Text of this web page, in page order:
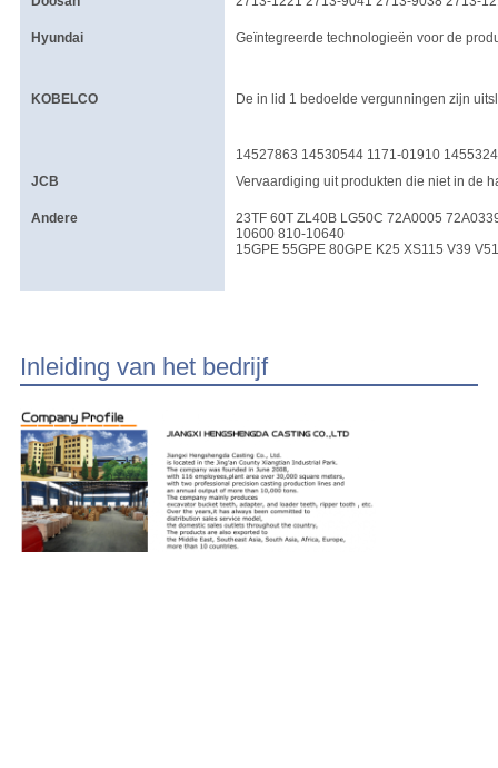
Hyundai Geïntegreerde technologieën voor de
KOBELCO De in lid 1 bedoelde vergunningen zijn
14527863 14530544 1171-01910
JCB
Vervaardiging uit produkten die niet in de
Andere
23TF 60T ZL40B LG50C 72A0005
10600 810-10640
15GPE 55GPE 80GPE K25 XS115 V39
Inleiding van het bedrijf